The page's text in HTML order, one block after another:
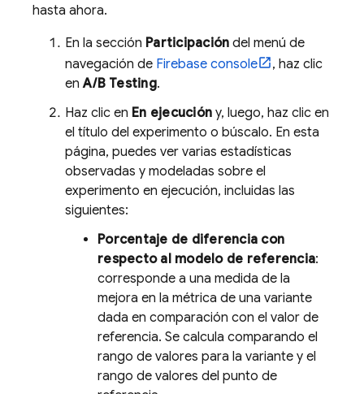
hasta ahora.
En la sección Participación del menú de
navegación de Firebase console
, haz clic
enA/B Testing.
Haz clic en En ejecución y, luego, haz clic en
el título del experimento o búscalo. En esta
página, puedes ver varias estadísticas
observadas y modeladas sobre el
experimento en ejecución, incluidas las
siguientes:
Porcentaje de diferencia con
respecto al modelo de referencia:
corresponde a una medida de la
mejora en la métrica de una variante
dada en comparación con el valor de
referencia. Se calcula comparando el
rango de valores para la variante y el
rango de valores del punto de